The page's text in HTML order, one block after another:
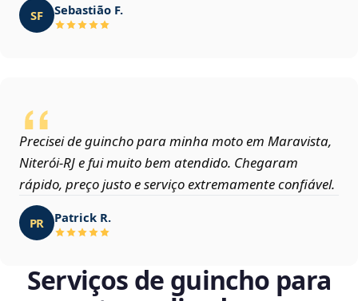
SF Sebastião F.
Precisei de guincho para minha moto em Maravista,
Niterói‑RJ e fui muito bem atendido. Chegaram
rápido, preço justo e serviço extremamente confiável.
PR Patrick R.
Serviços de guincho para